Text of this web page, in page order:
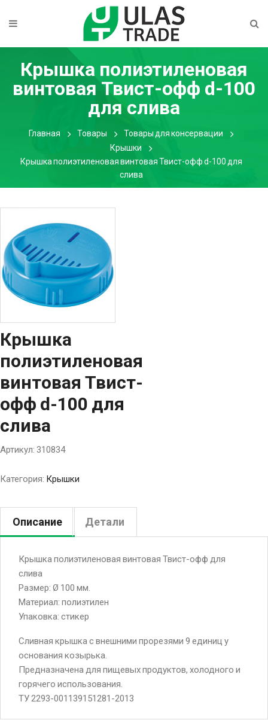
Крышка полиэтиленовая
винтовая Твист-офф d-100
для слива
Главная Товары
Товары для консервации
Крышки
Крышка полиэтиленовая винтовая Твист-офф d-100 для
слива
Крышка
полиэтиленовая
винтовая Твист-
офф d-100 для
слива
Артикул: 310834
Категория: Крышки
Описание Детали
Крышка полиэтиленовая винтовая Твист-офф для
слива
Размер: Ø 100 мм.
Материал: полиэтилен
Упаковка: стикер
Сливная крышка с внешними прорезями 9 единиц у
основания козырька.
Предназначена для пищевых продуктов, холодного и
горячего использования.
ТУ 2293-001139151281-2013